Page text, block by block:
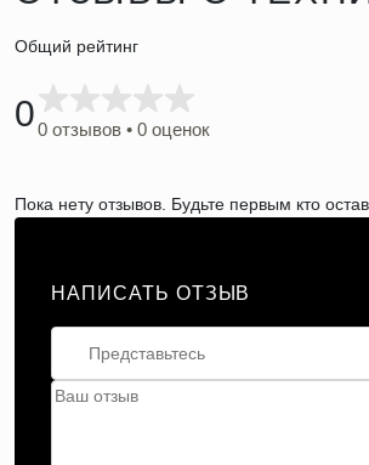
Общий рейтинг
00 отзывов • 0 оценок
Пока нету отзывов. Будьте первым кто
НАПИСАТЬ ОТЗЫВ